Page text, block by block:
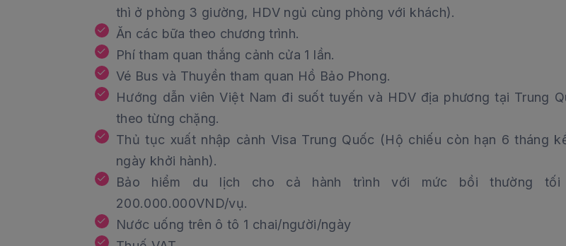
thì ở phòng 3 giường, HDV ngủ cùng phòng với khách).
Ăn các bữa theo chương trình.
Phí tham quan thắng cảnh cửa 1 lần.
Vé Bus và Thuyền tham quan Hồ Bảo Phong.
Hướng dẫn viên Việt Nam đi suốt tuyến và HDV địa phương tại Trung
theo từng chặng.
Thủ tục xuất nhập cảnh Visa Trung Quốc (Hộ chiếu còn hạn 6 tháng
ngày khởi hành).
Bảo hiểm du lịch cho cả hành trình với mức bồi thường tối
200.000.000VND/vụ.
Nước uống trên ô tô 1 chai/người/ngày